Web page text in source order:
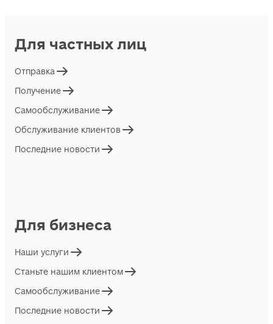
Для частных лиц
Отправка
Получение
Самообслуживание
Обслуживание клиентов
Последние новости
Для бизнеса
Наши услуги
Станьте нашим клиентом
Самообслуживание
Последние новости